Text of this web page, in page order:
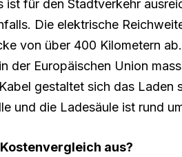
ist für den Stadtverkehr
Die elektrische
von über 400 Kilometern
der Europäischen Union
gestaltet sich das Laden
und die Ladesäule ist rund
aus?